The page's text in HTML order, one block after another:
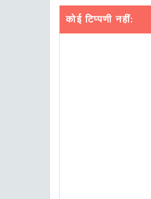
कोई टिप्पणी नहीं: